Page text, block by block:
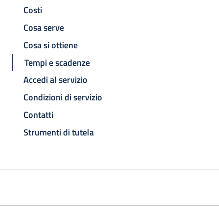
Costi
Cosa serve
Cosa si ottiene
Tempi e scadenze
Accedi al servizio
Condizioni di servizio
Contatti
Strumenti di tutela